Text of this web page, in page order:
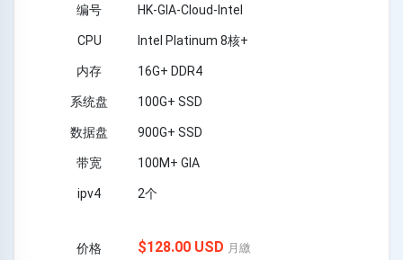
HK-GIA-Cloud-Intel
Intel Platinum 8核+
16G+ DDR4
100G+ SSD
900G+ SSD
100M+ GIA
2个
$128.00 USD 月繳